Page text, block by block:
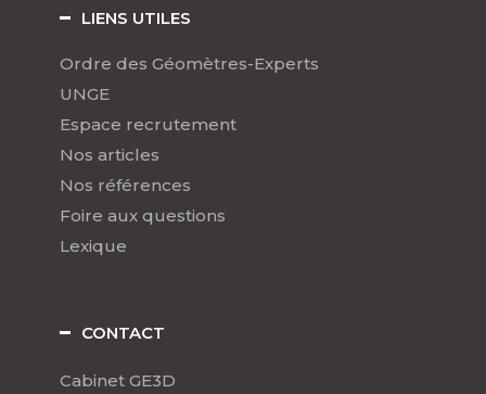
LIENS UTILES
Ordre des Géomètres-Experts
UNGE
Espace recrutement
Nos articles
Nos références
Foire aux questions
Lexique
CONTACT
Cabinet GE3D